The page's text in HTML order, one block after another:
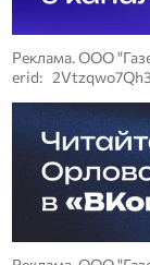
Реклама. ООО
erid: